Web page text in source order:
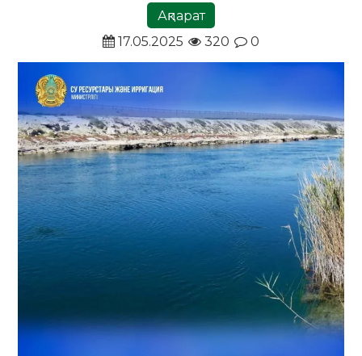
Ақпарат
17.05.2025
320 0